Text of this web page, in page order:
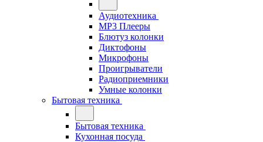
Аудиотехника
MP3 Плееры
Блютуз колонки
Диктофоны
Микрофоны
Проигрыватели
Радиоприемники
Умные колонки
Бытовая техника
Бытовая техника
Кухонная посуда